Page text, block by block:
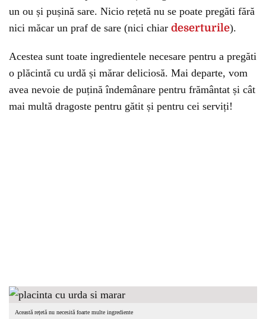
un ou și pușină sare. Nicio rețetă nu se poate pregăti fără
nici măcar un praf de sare (nici chiar deserturile).
Acestea sunt toate ingredientele necesare pentru a pregăti
o plăcintă cu urdă și mărar deliciosă. Mai departe, vom
avea nevoie de puțină îndemânare pentru frământat și cât
mai multă dragoste pentru gătit și pentru cei serviți!
Această rețetă nu necesită foarte multe ingrediente